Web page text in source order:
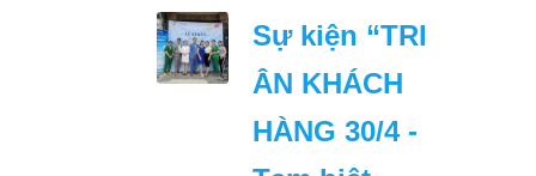
Sự kiện “TRI
ÂN KHÁCH
HÀNG 30/4 -